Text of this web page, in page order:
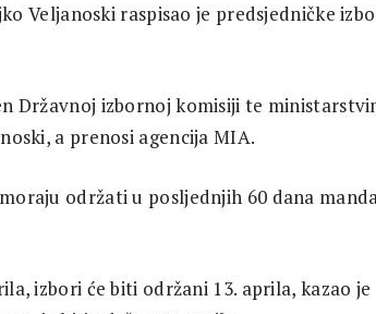
Veljanoski raspisao je predsjedničke
Državnoj izbornoj komisiji te
a prenosi agencija MIA.
održati u posljednjih 60 dana
izbori će biti održani 13. aprila, kazao je